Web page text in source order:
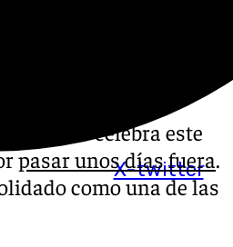
X-twitter
que se celebra este
pasar unos días fuera.
como una de las